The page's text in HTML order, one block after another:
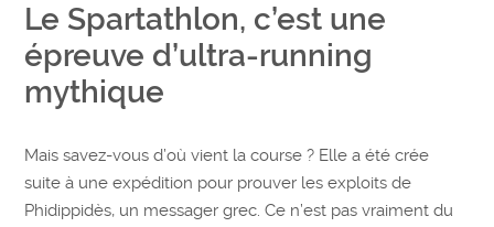
Le Spartathlon, c’est une
épreuve d’ultra-running
mythique
Mais savez-vous d’où vient la course ? Elle a été crée
suite à une expédition pour prouver les exploits de
Phidippidès, un messager grec. Ce n’est pas vraiment du